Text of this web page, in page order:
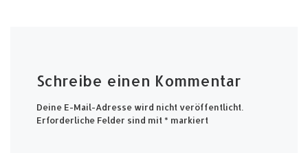
Schreibe einen Kommentar
Deine E-Mail-Adresse wird nicht veröffentlicht.
Erforderliche Felder sind mit* markiert